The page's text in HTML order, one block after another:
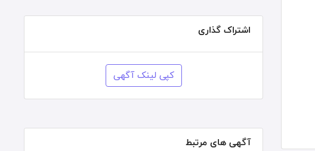
اشتراک گذاری
کپی لینک آگهی
آگهی های مرتبط